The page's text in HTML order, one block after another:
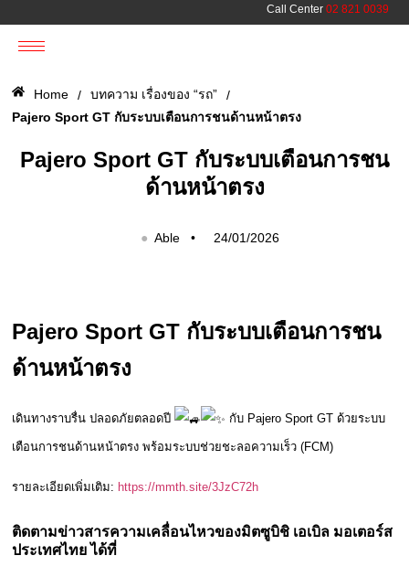
Call Center 02 821 0039
Home / บทความ เรื่องของ “รถ”
/
Pajero Sport GT กับระบบเตือนการชนด้านหน้าตรง
Pajero Sport GT กับระบบเตือนการชน
ด้านหน้าตรง
● Able • 24/01/2026
Pajero Sport GT กับระบบเตือนการชน
ด้านหน้าตรง
เดินทางราบรื่น ปลอดภัยตลอดปี กับ Pajero Sport GT ด้วยระบบ
เตือนการชนด้านหน้าตรง พร้อมระบบช่วยชะลอความเร็ว (FCM)
รายละเอียดเพิ่มเติม: https://mmth.site/3JzC72h
ติดตามข่าวสารความเคลื่อนไหวของมิตซูบิชิ เอเบิล มอเตอร์ส
ประเทศไทย ได้ที่